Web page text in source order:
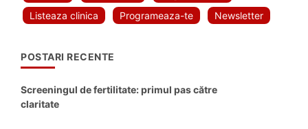
Listeaza clinica
Programeaza-te Newsletter
POSTARI RECENTE
Screeningul de fertilitate: primul pas către
claritate